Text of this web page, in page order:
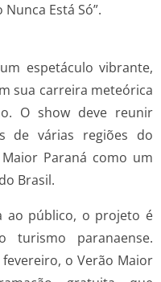
Nunca Está Só”.
espetáculo vibrante,
sua carreira meteórica
O show deve reunir
de várias regiões do
Paraná como um
Brasil.
ao público, o projeto é
paranaense.
o Verão Maior